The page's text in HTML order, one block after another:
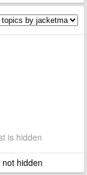
is hidden
hidden